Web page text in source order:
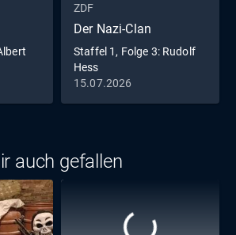
ZDF
Der Nazi-Clan
Staffel 1, Folge 3: Rudolf
Hess
15.07.2026
auch gefallen